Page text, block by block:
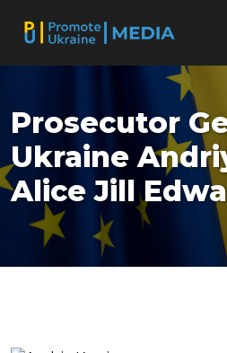
Prosecutor
Ukraine
Alice Jill